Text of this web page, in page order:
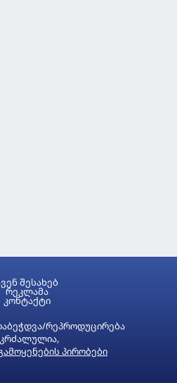
რეპროდუცირება
პირობები
შესახებ
რეკლამა
კონტაქტი